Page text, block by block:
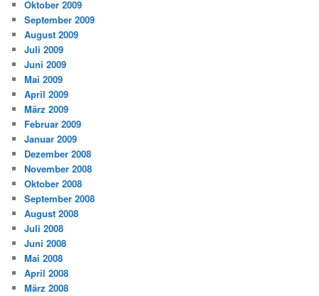
Oktober 2009
September 2009
August 2009
Juli 2009
Juni 2009
Mai 2009
April 2009
März 2009
Februar 2009
Januar 2009
Dezember 2008
November 2008
Oktober 2008
September 2008
August 2008
Juli 2008
Juni 2008
Mai 2008
April 2008
März 2008